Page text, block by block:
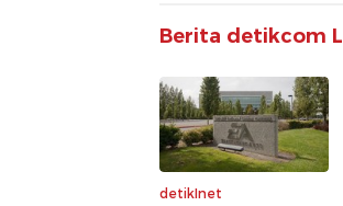
Berita detikcom
detikInet